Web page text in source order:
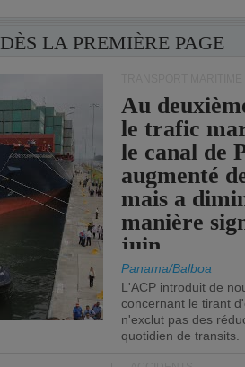
DÈS LA PREMIÈRE PAGE
Au
le trafic
le canal de
augmenté
mais a
manière
juin.
Panama/Balboa
L'ACP introduit de
concernant le tirant
n'exclut pas des
quotidien de transits.